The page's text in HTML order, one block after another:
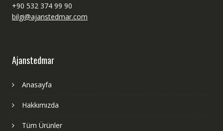
+90 532 374 99 90
bilgi@ajanstedmar.com
Ajanstedmar
Anasayfa
Hakkımızda
Tüm Ürünler